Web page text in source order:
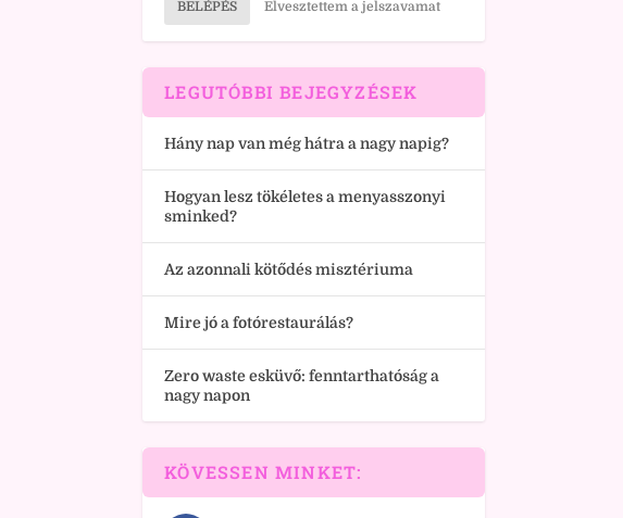
BELÉPÉS Elvesztettem a jelszavamat
LEGUTÓBBI BEJEGYZÉSEK
Hány nap van még hátra a nagy napig?
Hogyan lesz tökéletes a menyasszonyi
sminked?
Az azonnali kötődés misztériuma
Mire jó a fotórestaurálás?
Zero waste esküvő: fenntarthatóság a
nagy napon
KÖVESSEN MINKET: